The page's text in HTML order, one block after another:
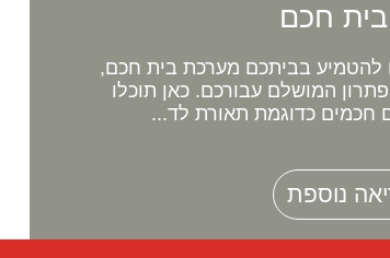
חכם
בביתכם מערכת בית חכם,
המושלם עבורכם. כאן תוכלו
חכמים כדוגמת תאורת לד...
נוספת